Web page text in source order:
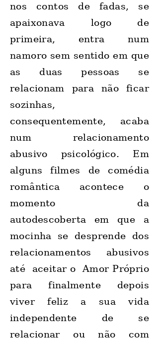
nos contos de fadas, se
apaixonava logo de
primeira, entra num
namoro sem sentido em que
as duas pessoas se
relacionam para não ficar
sozinhas,
consequentemente, acaba
num relacionamento
abusivo psicológico. Em
alguns filmes de comédia
romântica acontece o
momento da
autodescoberta em que a
mocinha se desprende dos
relacionamentos abusivos
até aceitar o Amor Próprio
para finalmente depois
viver feliz a sua vida
independente de se
relacionar ou não com